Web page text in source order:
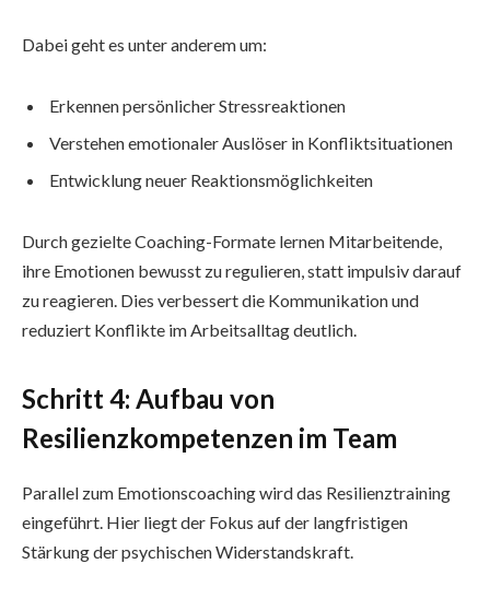
Dabei geht es unter anderem um:
Erkennen persönlicher Stressreaktionen
Verstehen emotionaler Auslöser in Konfliktsituationen
Entwicklung neuer Reaktionsmöglichkeiten
Durch gezielte Coaching-Formate lernen Mitarbeitende,
ihre Emotionen bewusst zu regulieren, statt impulsiv darauf
zu reagieren. Dies verbessert die Kommunikation und
reduziert Konflikte im Arbeitsalltag deutlich.
Schritt 4: Aufbau von
Resilienzkompetenzen im Team
Parallel zum Emotionscoaching wird das Resilienztraining
eingeführt. Hier liegt der Fokus auf der langfristigen
Stärkung der psychischen Widerstandskraft.